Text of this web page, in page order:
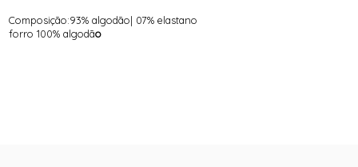
Composição:93% algodão| 07% elastano
forro 100% algodão